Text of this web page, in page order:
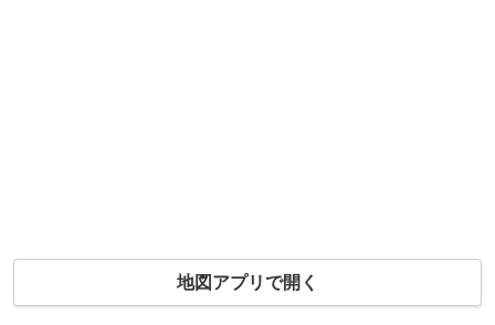
地図アプリで開く